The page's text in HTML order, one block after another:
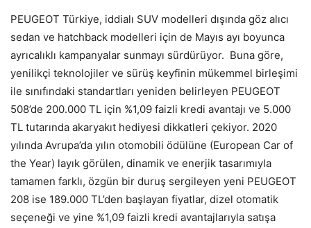
PEUGEOT Türkiye, iddialı SUV modelleri dışında göz alıcı
sedan ve hatchback modelleri için de Mayıs ayı boyunca
ayrıcalıklı kampanyalar sunmayı sürdürüyor. Buna göre,
yenilikçi teknolojiler ve sürüş keyfinin mükemmel birleşimi
ile sınıfındaki standartları yeniden belirleyen PEUGEOT
508’de 200.000 TL için %1,09 faizli kredi avantajı ve 5.000
TL tutarında akaryakıt hediyesi dikkatleri çekiyor. 2020
yılında Avrupa’da yılın otomobili ödülüne (European Car of
the Year) layık görülen, dinamik ve enerjik tasarımıyla
tamamen farklı, özgün bir duruş sergileyen yeni PEUGEOT
208 ise 189.000 TL’den başlayan fiyatlar, dizel otomatik
seçeneği ve yine %1,09 faizli kredi avantajlarıyla satışa